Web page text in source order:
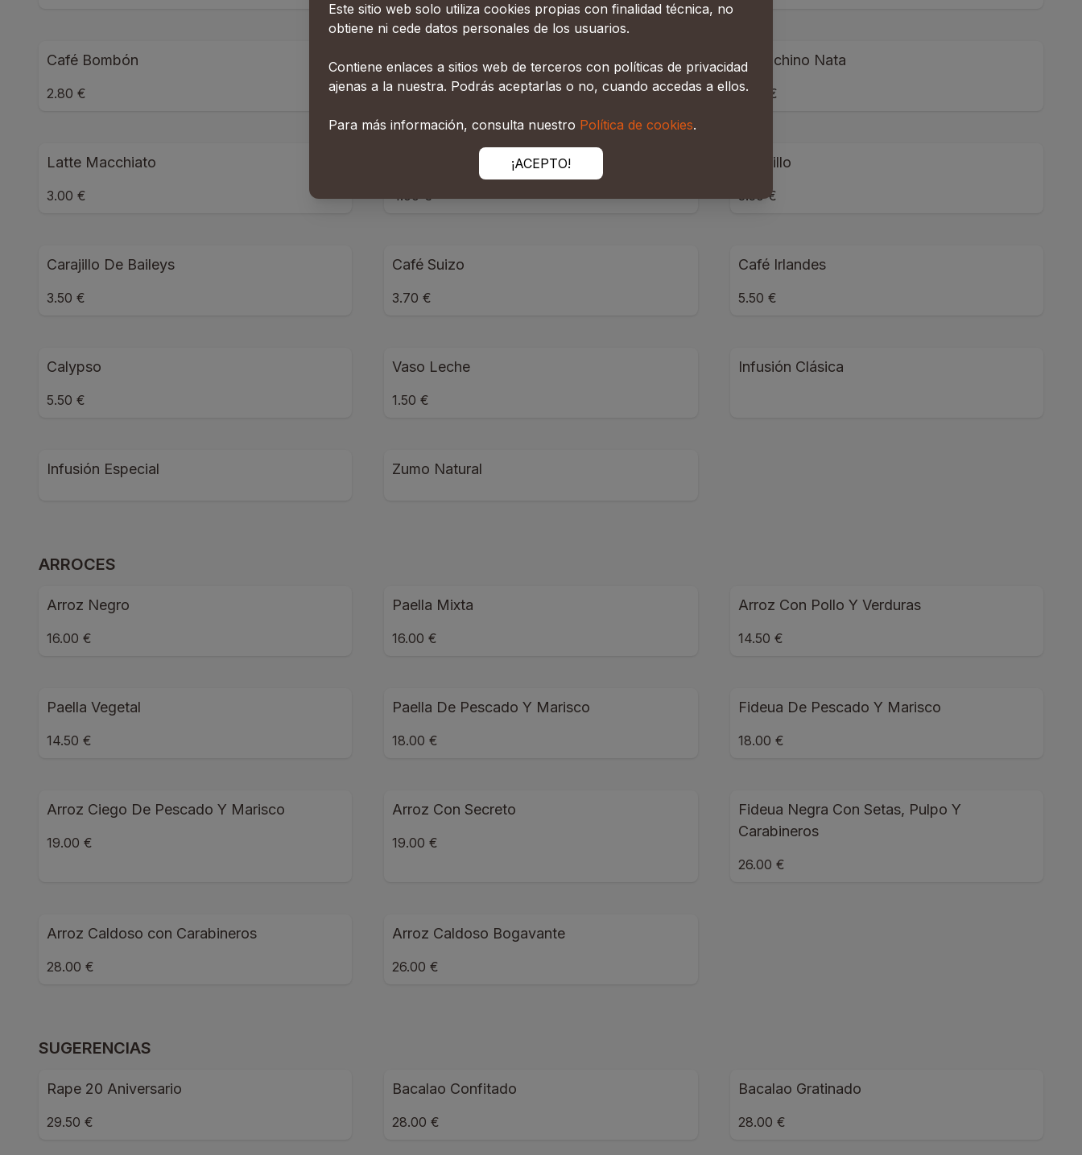
Café Bombón
2.80 €
Capuccino Crema
2.80 €
Capuchino Nata
3.00 €
Latte Macchiato
3.00 €
Café Solo Con Helado
4.00 €
Carajillo
3.50 €
Carajillo De Baileys
3.50 €
Café Suizo
3.70 €
Café Irlandes
5.50 €
Calypso
5.50 €
Vaso Leche
1.50 €
Infusión Clásica
Infusión Especial Zumo Natural
ARROCES
Arroz Negro
16.00 €
Paella Mixta
16.00 €
Arroz Con Pollo Y Verduras
14.50 €
Paella Vegetal
14.50 €
Paella De Pescado Y Marisco
18.00 €
Fideua De Pescado Y Marisco
18.00 €
Arroz Ciego De Pescado Y Marisco
19.00 €
Arroz Con Secreto
19.00 €
Fideua Negra Con Setas, Pulpo Y
Carabineros
26.00 €
Arroz Caldoso con Carabineros
28.00 €
Arroz Caldoso Bogavante
26.00 €
SUGERENCIAS
Rape 20 Aniversario
29.50 €
Bacalao Confitado
28.00 €
Bacalao Gratinado
28.00 €
Este sitio web solo utiliza cookies propias con finalidad técnica, no
obtiene ni cede datos personales de los usuarios.
Contiene enlaces a sitios web de terceros con políticas de privacidad
ajenas a la nuestra. Podrás aceptarlas o no, cuando accedas a ellos.
Para más información, consulta nuestro Política de cookies.
¡ACEPTO!